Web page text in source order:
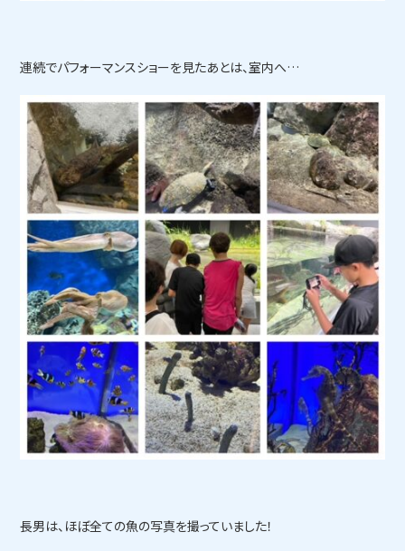
連続でパフォーマンスショーを見たあとは、室内へ…
長男は、ほぼ全ての魚の写真を撮っていました！